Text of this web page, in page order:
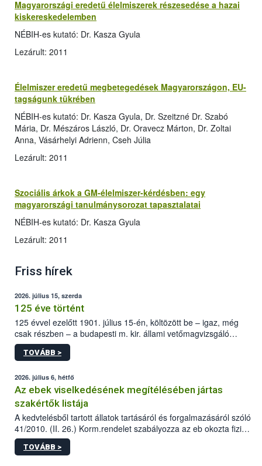
Magyarországi eredetű élelmiszerek részesedése a hazai
kiskereskedelemben
NÉBIH-es kutató: Dr. Kasza Gyula
Lezárult: 2011
Élelmiszer eredetű megbetegedések Magyarországon, EU-
tagságunk tükrében
NÉBIH-es kutató: Dr. Kasza Gyula, Dr. Szeitzné Dr. Szabó
Mária, Dr. Mészáros László, Dr. Oravecz Márton, Dr. Zoltai
Anna, Vásárhelyi Adrienn, Cseh Júlia
Lezárult: 2011
Szociális árkok a GM-élelmiszer-kérdésben: egy
magyarországi tanulmánysorozat tapasztalatai
NÉBIH-es kutató: Dr. Kasza Gyula
Lezárult: 2011
Friss hírek
2026. július 15, szerda
125 éve történt
125 évvel ezelőtt 1901. július 15-én, költözött be – igaz, még
csak részben – a budapesti m. kir. állami vetőmagvizsgáló
állomás a Kis Rókus utca 15. szám alatti, Czigler Győző által
tervezett új épületébe.
TOVÁBB >
2026. július 6, hétfő
Az ebek viselkedésének megítélésében jártas
szakértők listája
A kedvtelésből tartott állatok tartásáról és forgalmazásáról szóló
41/2010. (II. 26.) Korm.rendelet szabályozza az eb okozta fizikai
sérülés, illetve ennek veszélye keletkezésekor felmerülő
hatósági feladatokat, valamint a veszélyes eb tartását és annak
TOVÁBB >